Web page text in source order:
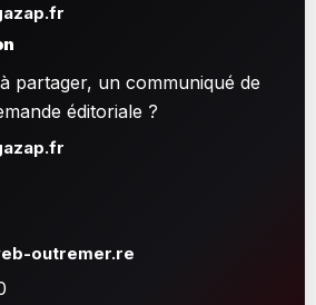
partager, un communiqué de
éditoriale ?
outremer.re